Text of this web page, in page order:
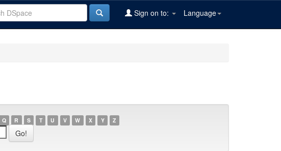
Language
Sign on to:
Q R S T U V W X Y Z